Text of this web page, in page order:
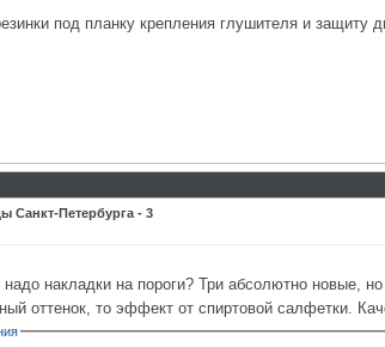
под планку крепления глушителя и защиту
Санкт-Петербурга - 3
накладки на пороги? Три абсолютно новые,
оттенок, то эффект от спиртовой салфетки.